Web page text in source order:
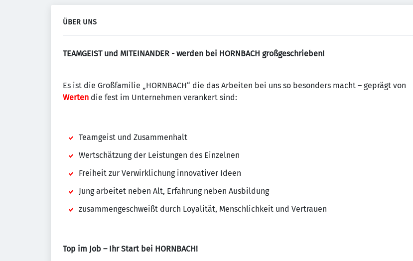
ÜBER UNS
TEAMGEIST und MITEINANDER - werden bei HORNBACH großgeschrieben!
Es ist die Großfamilie „HORNBACH“ die das Arbeiten bei uns so besonders macht – geprägt von
Werten die fest im Unternehmen verankert sind:
Teamgeist und Zusammenhalt
Wertschätzung der Leistungen des Einzelnen
Freiheit zur Verwirklichung innovativer Ideen
Jung arbeitet neben Alt, Erfahrung neben Ausbildung
zusammengeschweißt durch Loyalität, Menschlichkeit und Vertrauen
Top im Job – Ihr Start bei HORNBACH!